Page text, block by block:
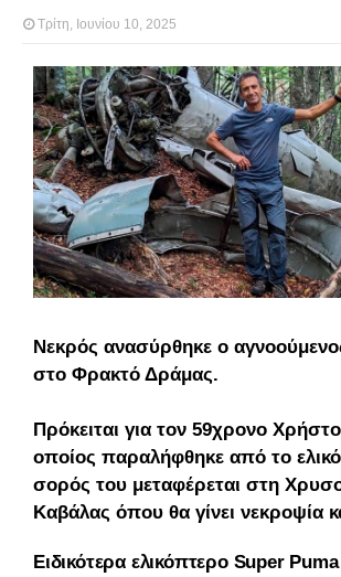
Τρίτη, Ιουνίου 10, 2025
Νεκρός ανασύρθηκε ο
στο Φρακτό Δράμας.
Πρόκειται για τον 59χρονο
οποίος παραλήφθηκε από το
σορός του μεταφέρεται στη
Καβάλας όπου θα γίνει νεκροψία
Ειδικότερα ελικόπτεροSuper Puma